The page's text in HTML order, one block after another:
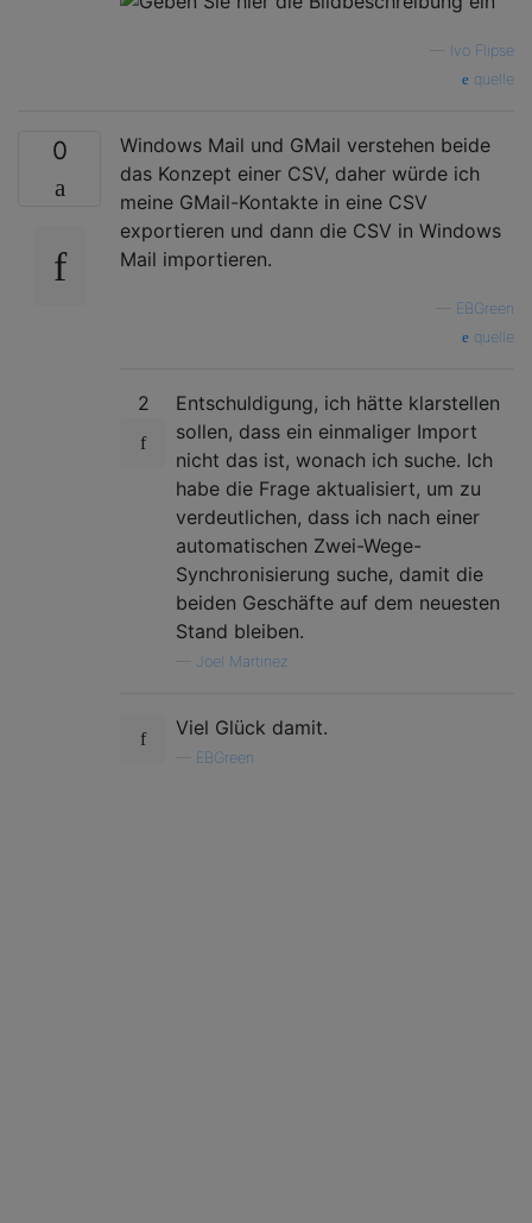
Ivo Flipse
quelle
0
Windows Mail und GMail verstehen beide
das Konzept einer CSV, daher würde ich
meine GMail-Kontakte in eine CSV
exportieren und dann die CSV in Windows
Mail importieren.
EBGreen
quelle
2
Entschuldigung, ich hätte klarstellen
sollen, dass ein einmaliger Import
nicht das ist, wonach ich suche. Ich
habe die Frage aktualisiert, um zu
verdeutlichen, dass ich nach einer
automatischen Zwei-Wege-
Synchronisierung suche, damit die
beiden Geschäfte auf dem neuesten
Stand bleiben.
Joel Martinez
Viel Glück damit.
EBGreen